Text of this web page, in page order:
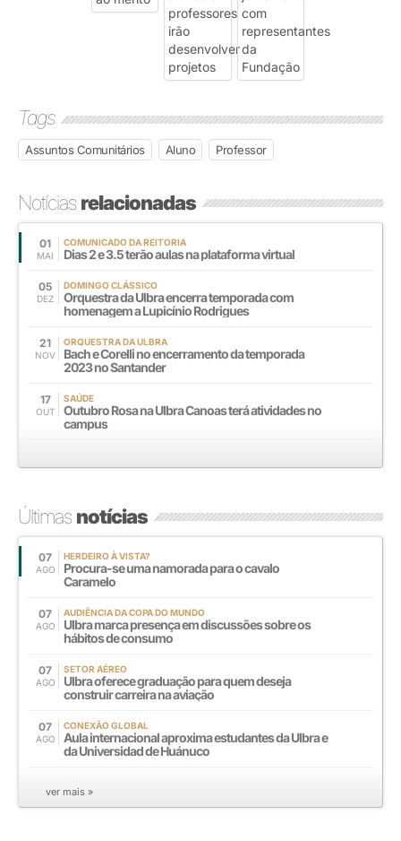
Tags
Assuntos Comunitários Aluno Professor
Notíciasrelacionadas
01
MAI
COMUNICADO DA REITORIA
Dias 2 e 3.5 terão aulas na plataforma virtual
05
DEZ
DOMINGO CLÁSSICO
Orquestra da Ulbra encerra temporada com
homenagem a Lupicínio Rodrigues
21
NOV
ORQUESTRA DA ULBRA
Bach e Corelli no encerramento da temporada
2023 no Santander
17
OUT
SAÚDE
Outubro Rosa na Ulbra Canoas terá atividades no
campus
Últimasnotícias
07
AGO
HERDEIRO À VISTA?
Procura-se uma namorada para o cavalo
Caramelo
07
AGO
AUDIÊNCIA DA COPA DO MUNDO
Ulbra marca presença em discussões sobre os
hábitos de consumo
07
AGO
SETOR AÉREO
Ulbra oferece graduação para quem deseja
construir carreira na aviação
07
AGO
CONEXÃO GLOBAL
Aula internacional aproxima estudantes da Ulbra e
da Universidad de Huánuco
ver mais »